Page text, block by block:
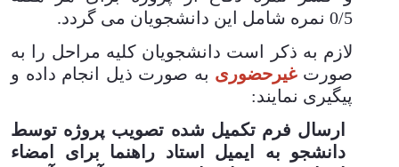
و کسر نمره دفاع از پروژه برای هر هفته
لازم به ذکر است دانشجویان کلیه مراحل را به
صورت غیرحضوری
پیگیری نمایند:
ارسال فرم تکمیل شده تصویب پروژه توسط